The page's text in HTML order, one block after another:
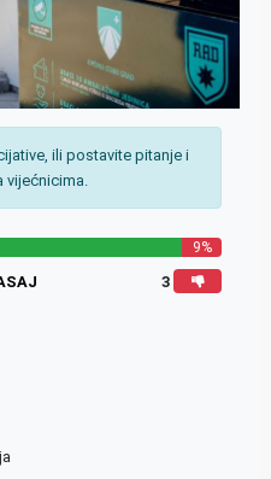
ili postavite pitanje i
vijećnicima.
9%
3